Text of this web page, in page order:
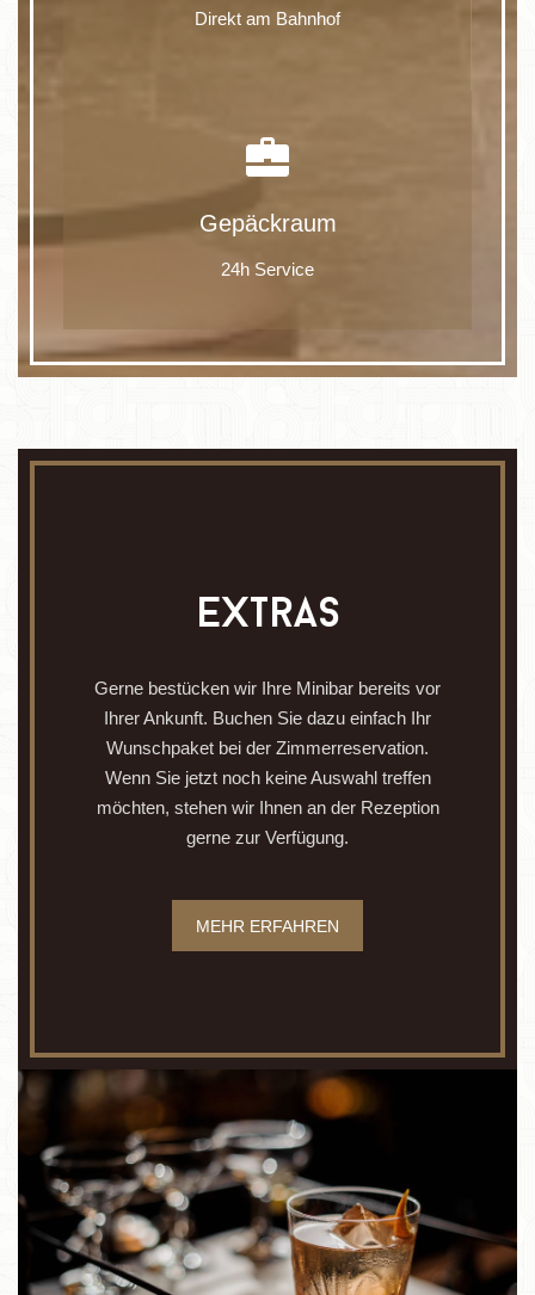
Direkt am Bahnhof
Gepäckraum
24h Service
extras
Gerne bestücken wir Ihre Minibar bereits vor
Ihrer Ankunft. Buchen Sie dazu einfach Ihr
Wunschpaket bei der Zimmerreservation.
Wenn Sie jetzt noch keine Auswahl treffen
möchten, stehen wir Ihnen an der Rezeption
gerne zur Verfügung.
MEHR ERFAHREN